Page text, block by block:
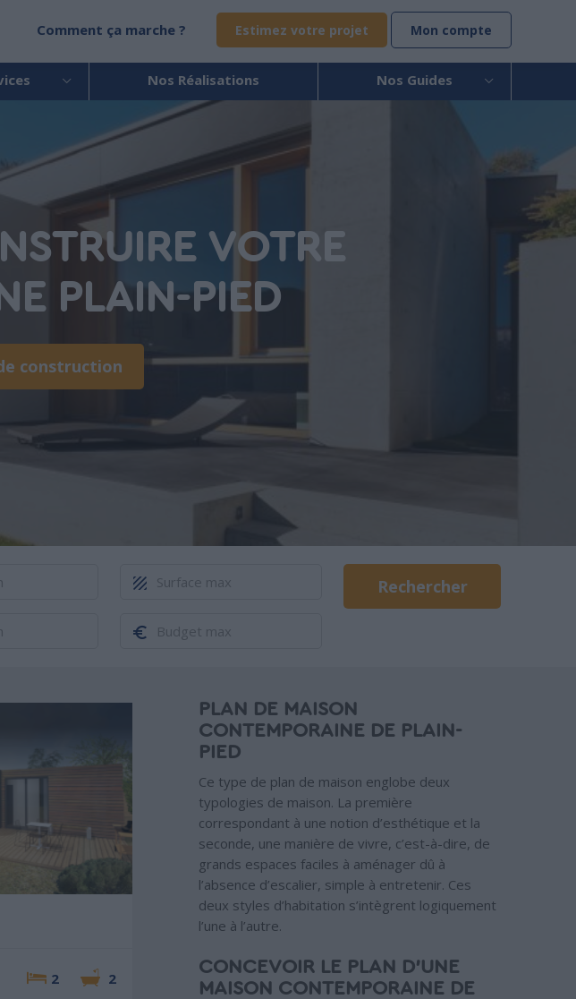
Comment ça marche ? Estimez votre projet Mon compte
Nos Réalisations Nos Guides
VOTRE
PLAIN-PIED
construction
Rechercher
2 2
PLAN DE MAISON
CONTEMPORAINE DE PLAIN-
PIED
Ce type de plan de maison englobe deux
typologies de maison. La première
correspondant à une notion d’esthétique et la
seconde, une manière de vivre, c’est-à-dire, de
grands espaces faciles à aménager dû à
l’absence d’escalier, simple à entretenir. Ces
deux styles d’habitation s’intègrent logiquement
l’une à l’autre.
CONCEVOIR LE PLAN D’UNE
MAISON CONTEMPORAINE DE